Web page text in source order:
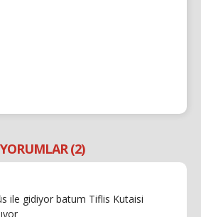
YORUMLAR (2)
ile gidiyor batum Tiflis Kutaisi